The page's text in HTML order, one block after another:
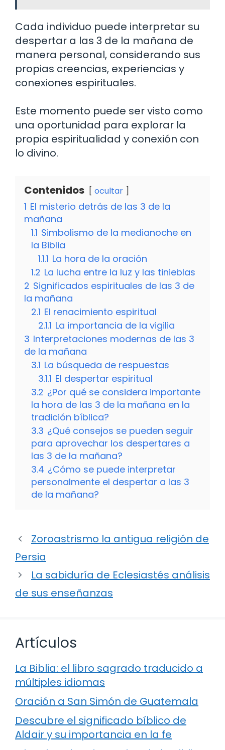
Cada individuo puede interpretar su
despertar a las 3 de la mañana de
manera personal, considerando sus
propias creencias, experiencias y
conexiones espirituales.
Este momento puede ser visto como
una oportunidad para explorar la
propia espiritualidad y conexión con
lo divino.
Contenidos ocultar
1 El misterio detrás de las 3 de la
mañana
1.1 Simbolismo de la medianoche en
la Biblia
1.1.1 La hora de la oración
1.2 La lucha entre la luz y las tinieblas
2 Significados espirituales de las 3 de
la mañana
2.1 El renacimiento espiritual
2.1.1 La importancia de la vigilia
3 Interpretaciones modernas de las 3
de la mañana
3.1 La búsqueda de respuestas
3.1.1 El despertar espiritual
3.2 ¿Por qué se considera importante
la hora de las 3 de la mañana en la
tradición bíblica?
3.3 ¿Qué consejos se pueden seguir
para aprovechar los despertares a
las 3 de la mañana?
3.4 ¿Cómo se puede interpretar
personalmente el despertar a las 3
de la mañana?
Zoroastrismo la antigua religión de
Persia
La sabiduría de Eclesiastés análisis
de sus enseñanzas
Artículos
La Biblia: el libro sagrado traducido a
múltiples idiomas
Oración a San Simón de Guatemala
Descubre el significado bíblico de
Aldair y su importancia en la fe